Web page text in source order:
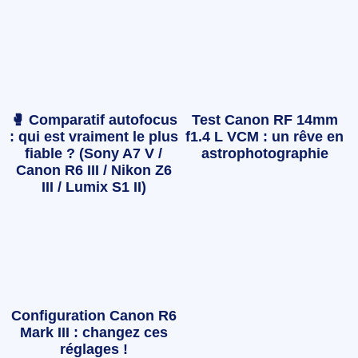
🥊 Comparatif autofocus
: qui est vraiment le plus
fiable ? (Sony A7 V /
Canon R6 III / Nikon Z6
III / Lumix S1 II)
Test Canon RF 14mm
f1.4 L VCM : un rêve en
astrophotographie
Configuration Canon R6
Mark III : changez ces
réglages !